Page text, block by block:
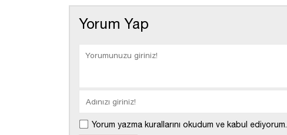
Yorum Yap
Yorum yazma kurallarını okudum ve kabul ediyorum.